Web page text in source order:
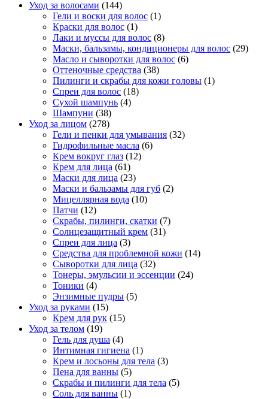
Уход за волосами (144)
Гели и воски для волос (1)
Краски для волос (1)
Лаки и муссы для волос (8)
Маски, бальзамы, кондиционеры для волос (29)
Масло и сыворотки для волос (6)
Оттеночные средства (38)
Пилинги и скрабы для кожи головы (1)
Спреи для волос (18)
Сухой шампунь (4)
Шампуни (38)
Уход за лицом (278)
Гели и пенки для умывания (32)
Гидрофильные масла (6)
Крем вокруг глаз (12)
Крем для лица (61)
Маски для лица (23)
Маски и бальзамы для губ (2)
Мицеллярная вода (10)
Патчи (12)
Скрабы, пилинги, скатки (7)
Солнцезащитный крем (31)
Спреи для лица (3)
Средства для проблемной кожи (14)
Сыворотки для лица (32)
Тонеры, эмульсии и эссенции (24)
Тоники (4)
Энзимные пудры (5)
Уход за руками (15)
Крем для рук (15)
Уход за телом (19)
Гель для душа (4)
Интимная гигиена (1)
Крем и лосьоны для тела (3)
Пена для ванны (5)
Скрабы и пилинги для тела (5)
Соль для ванны (1)